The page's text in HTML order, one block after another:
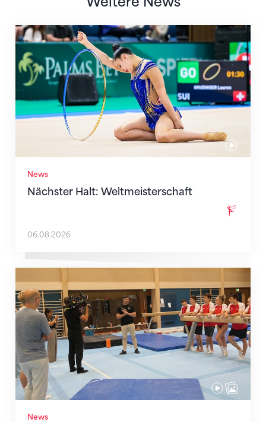
News
Nächster Halt: Weltmeisterschaft
Nächster Halt: Weltmeisterschaft
06.08.2026
News
Mit klaren Zielen nach Zagreb